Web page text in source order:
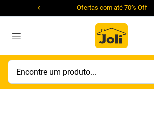
Ofertas com até 70% Off
Encontre um produto...